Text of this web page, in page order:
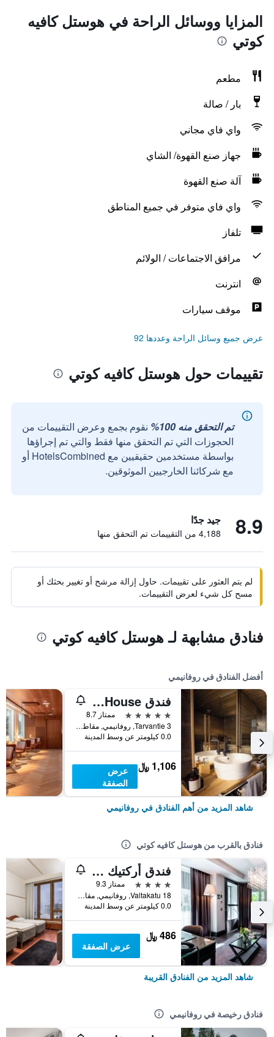
المزايا ووسائل الراحة في هوستل كافيه
كوتي
مطعم
بار / صالة
واي فاي مجاني
جهاز صنع القهوة/ الشاي
آلة صنع القهوة
واي فاي متوفر في جميع المناطق
تلفاز
مرافق الاجتماعات / الولائم
انترنت
موقف سيارات
عرض جميع وسائل الراحة وعددها 92
تقييمات حول هوستل كافيه كوتي
تم التحقق منه 100%
نقوم بجمع وعرض التقييمات من
الحجوزات التي تم التحقق منها فقط والتي تم إجراؤها
بواسطة مستخدمين حقيقيين مع HotelsCombined أو
مع شركائنا الخارجيين الموثوقين.
8.9 جيد جدًا
4,188 من التقييمات تم التحقق منها
لم يتم العثور على تقييمات. حاول إزالة مرشح أو تغيير بحثك أو
مسح كل شيء لعرض التقييمات.
فنادق مشابهة لـ هوستل كافيه كوتي
أفضل الفنادق في روفانيمي
فندق Arctic TreeHouse
5 نجوم
ممتاز 8.7
Tarvantie 3, روفانيمي, مقاطعة لابي, فنلندا
0.0 كيلومتر عن وسط المدينة
1,106 ﷼
عرض
الصفقة
شاهد المزيد من أهم الفنادق في روفانيمي
فنادق بالقرب من هوستل كافيه كوتي
فندق أركتيك لايت
4 نجوم
ممتاز 9.3
Valtakatu 18, روفانيمي, مقاطعة لابي, فنلندا
0.0 كيلومتر عن وسط المدينة
486 ﷼
عرض الصفقة
شاهد المزيد من الفنادق القريبة
فنادق رخيصة في روفانيمي